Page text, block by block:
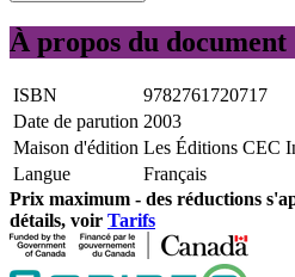
À propos du document
ISBN
9782761720717
Date de parution 2003
Maison d'édition Les Éditions CEC
Langue
Français
Prix ​​maximum - des réductions
détails, voir Tarifs